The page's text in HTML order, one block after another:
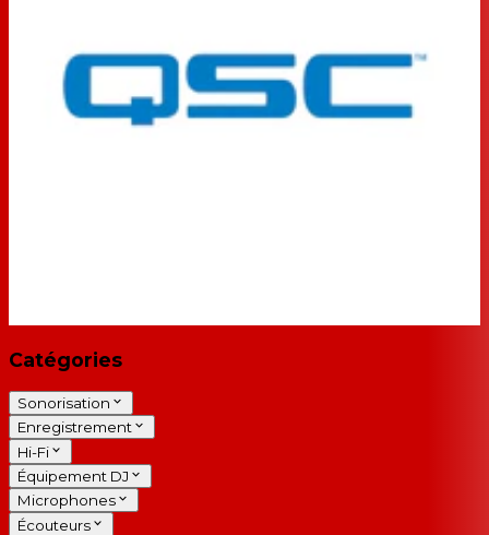
Catégories
Sonorisation
Enregistrement
Hi-Fi
Équipement DJ
Microphones
Écouteurs